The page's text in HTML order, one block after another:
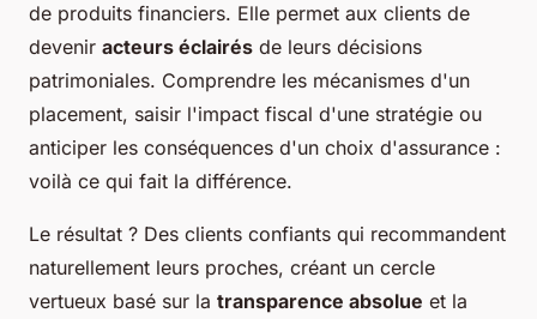
de produits financiers. Elle permet aux clients de
devenir acteurs éclairés de leurs décisions
patrimoniales. Comprendre les mécanismes d'un
placement, saisir l'impact fiscal d'une stratégie ou
anticiper les conséquences d'un choix d'assurance :
voilà ce qui fait la différence.
Le résultat ? Des clients confiants qui recommandent
naturellement leurs proches, créant un cercle
vertueux basé sur la transparence absolue et la